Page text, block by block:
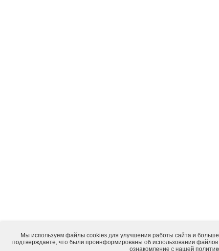
Мы используем файлы cookies для улучшения работы сайта и
подтверждаете, что были проинформированы об использовании
ознакомление с нашей